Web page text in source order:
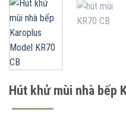
Hút khử mùi nhà bếp